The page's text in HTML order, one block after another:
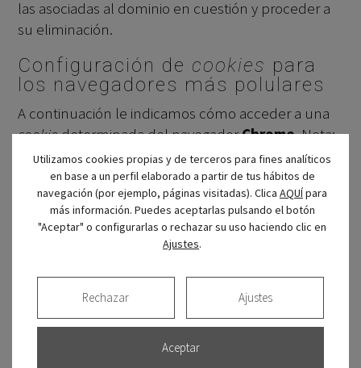
las asociadas al dominio en cuestión y proceder a
su eliminación.
Configuración de cookies para
los navegadores más polulares
A continuación le indicamos cómo acceder a una
cookiedeterminada del navegadorChrome. Nota:
estos pasos pueden variar en función de la versión
del navegador:
Vaya a Configuración o Preferencias mediante el menú Archivo
o bien pinchando el icono de personalización que aparece arriba
Verá diferentes secciones, pinche la opciónMostrar opciones
Vaya aPrivacidad,Configuración de contenido.
Aparecerá un listado con todas las
Utilizamos cookies propias y de terceros para fines analíticos
en base a un perfil elaborado a partir de tus hábitos de
navegación (por ejemplo, páginas visitadas). Clica AQUÍpara
más información. Puedes aceptarlas pulsando el botón
"Aceptar" o configurarlas o rechazar su uso haciendo clic en
Ajustes.
Aceptar
Rechazar Ajustes